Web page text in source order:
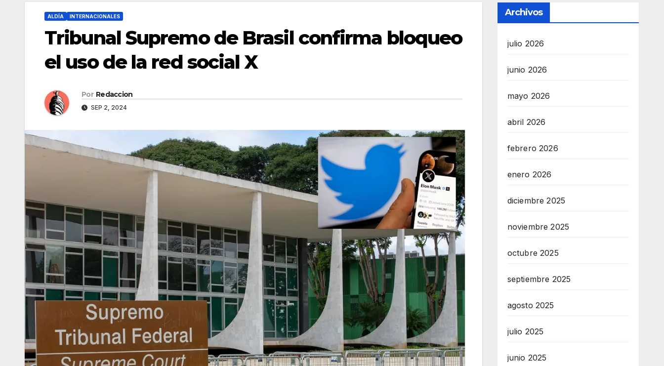
ALDÍA INTERNACIONALES
Tribunal Supremo de Brasil confirma bloqueo
el uso de la red social X
Por Redaccion
SEP 2, 2024
Archivos
julio 2026
junio 2026
mayo 2026
abril 2026
febrero 2026
enero 2026
diciembre 2025
noviembre 2025
octubre 2025
septiembre 2025
agosto 2025
julio 2025
junio 2025